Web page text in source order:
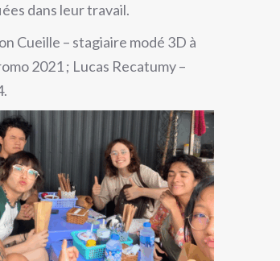
dans leur travail.
Cueille – stagiaire modé 3D à
2021 ; Lucas Recatumy –